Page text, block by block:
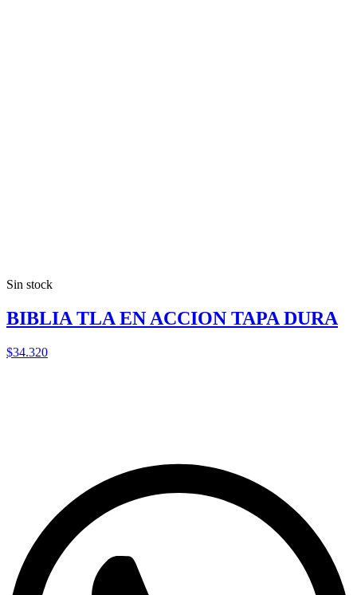
Sin stock
BIBLIA TLA EN ACCION TAPA DURA
$34.320